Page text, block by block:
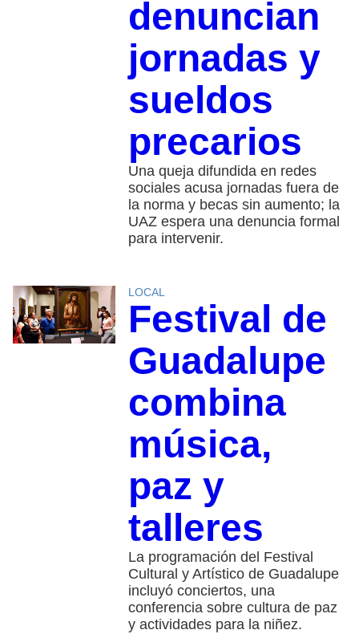
denuncian
jornadas y
sueldos
precarios
Una queja difundida en redes
sociales acusa jornadas fuera de
la norma y becas sin aumento; la
UAZ espera una denuncia formal
para intervenir.
LOCAL
Festival de
Guadalupe
combina
música,
paz y
talleres
La programación del Festival
Cultural y Artístico de Guadalupe
incluyó conciertos, una
conferencia sobre cultura de paz
y actividades para la niñez.